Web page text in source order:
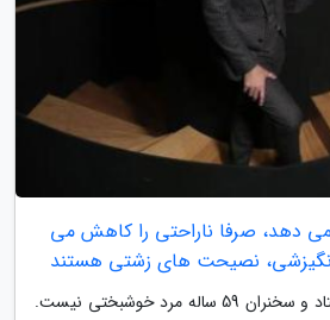
دهد، صرفا ناراحتی را کاهش می
نصیحت های زشتی هستند
آرتور سی بروکس؛ این استاد و سخنران 59 ساله مرد خوشبختی نیست.